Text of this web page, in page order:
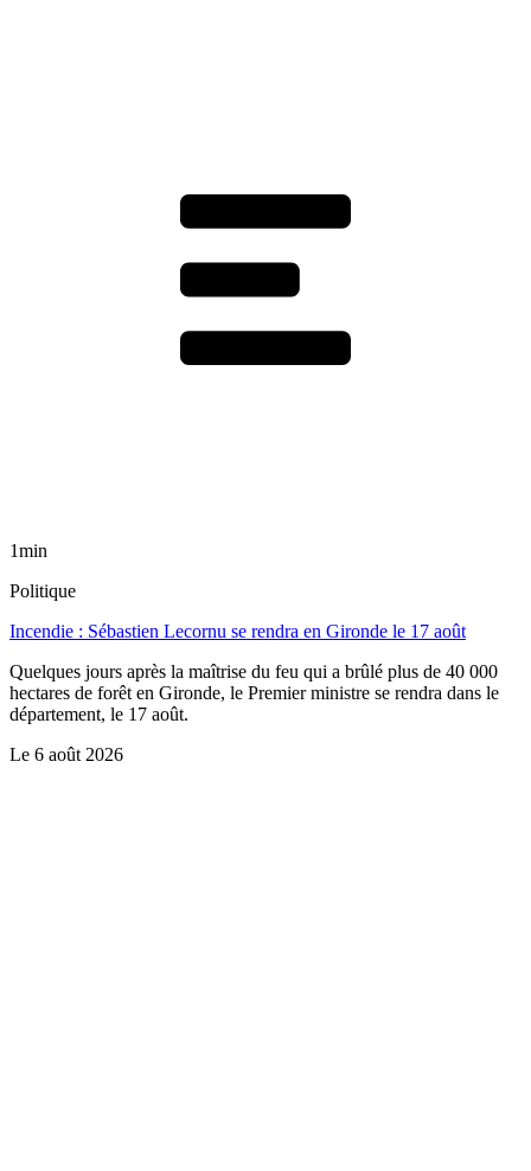
1min
Politique
Incendie : Sébastien Lecornu se rendra en Gironde le 17 août
Quelques jours après la maîtrise du feu qui a brûlé plus de 40 000
hectares de forêt en Gironde, le Premier ministre se rendra dans le
département, le 17 août.
Le 6 août 2026